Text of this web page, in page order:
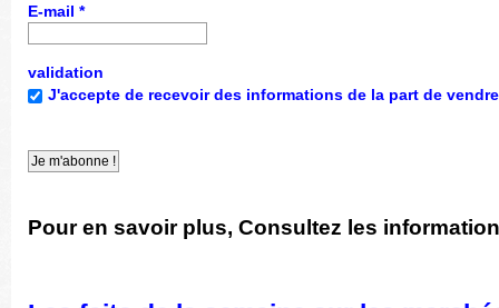
E-mail *
validation
J'accepte de recevoir des informations de la part de
Pour en savoir plus, Consultez les